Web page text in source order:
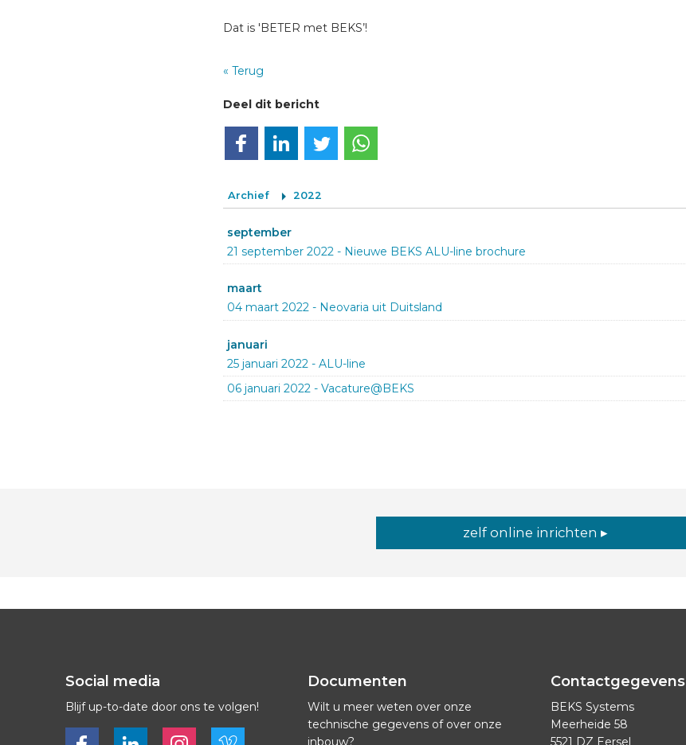
Dat is 'BETER met BEKS’!
« Terug
Deel dit bericht
Deel op FacebookDeel op LinkedInDeel op TwitterDeel via WhatsApp
Archief 2022
september
21 september 2022- Nieuwe BEKS ALU-line brochure
maart
04 maart 2022- Neovaria uit Duitsland
januari
25 januari 2022- ALU-line
06 januari 2022- Vacature@BEKS
zelf online inrichten ▸
Social media
Blijf up-to-date door ons te volgen!
Bekijk ons op FacebookBekijk ons op LinkedInBekijk ons op LinkedInBekijk ons op Vimeo
Documenten
Wilt u meer weten over onze
technische gegevens of over onze
inbouw?
Contactgegevens
BEKS Systems
Meerheide 58
5521 DZ Eersel